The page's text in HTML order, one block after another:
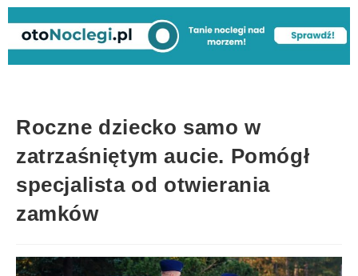
Roczne dziecko samo w
zatrzaśniętym aucie. Pomógł
specjalista od otwierania
zamków